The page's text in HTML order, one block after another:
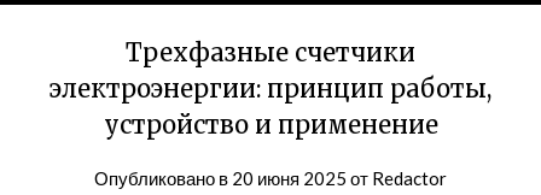
Трехфазные счетчики
электроэнергии: принцип работы,
устройство и применение
Опубликовано в 20 июня 2025 от Redactor